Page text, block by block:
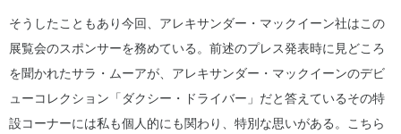
そうしたこともあり今回、アレキサンダー・マックイーン社はこの
展覧会のスポンサーを務めている。前述のプレス発表時に見どころ
を聞かれたサラ・ムーアが、アレキサンダー・マックイーンのデビ
ューコレクション「ダクシー・ドライバー」だと答えているその特
設コーナーには私も個人的にも関わり、特別な思いがある。こちら